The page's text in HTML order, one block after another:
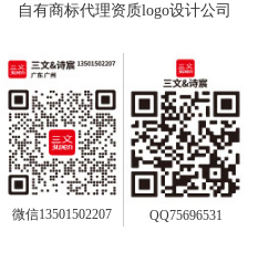
自有商标代理资质logo设计公司
微信13501502207 QQ75696531